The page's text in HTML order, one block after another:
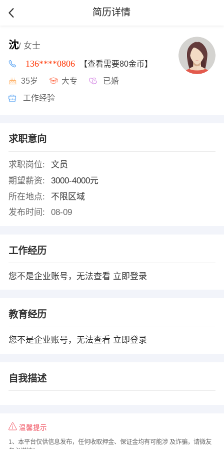
简历详情
沈/ 女士
136****0806 【查看需要80金币】
35岁 大专 已婚
工作经验
求职意向
求职岗位:
文员
期望薪资:
3000-4000元
所在地点:
不限区域
发布时间:
08-09
工作经历
您不是企业账号，无法查看 立即登录
教育经历
您不是企业账号，无法查看 立即登录
自我描述
温馨提示
1、本平台仅供信息发布，任何收取押金、保证金均有可能涉 及诈骗，请微友